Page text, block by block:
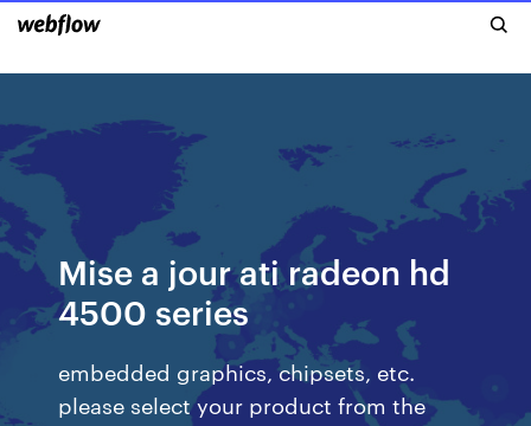
Mise a jour ati radeon hd
4500 series
embedded graphics, chipsets, etc.
please select your product from the